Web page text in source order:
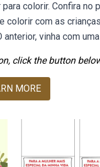
colorir. Confira no
com as
vinha com
click the button
MORE